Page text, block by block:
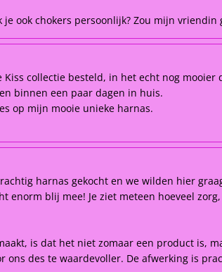
je ook chokers persoonlijk? Zou mijn
collectie besteld, in het echt nog mooier
binnen een paar dagen in huis.
op mijn mooie unieke harnas.
harnas gekocht en we wilden hier
enorm blij mee! Je ziet meteen hoeveel
is dat het niet zomaar een product is,
ons des te waardevoller. De afwerking is